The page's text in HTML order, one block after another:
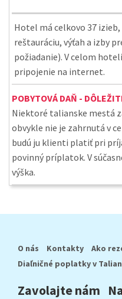
Hotel má celkovo 37 izieb,
reštauráciu, výťah a izby
požiadanie). V celom
pripojenie na internet.
POBYTOVÁ DAŇ -
Niektoré talianske mestá
obvykle nie je zahrnutá v
budú ju klienti platiť pri
povinný príplatok. V
výška.
O nás Kontakty
Ako
Diaľničné poplatky v
Zavolajte nám